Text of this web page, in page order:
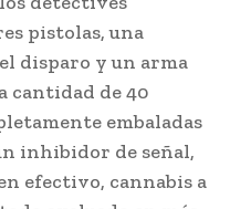
pistolas, una
disparo y un arma
cantidad de 40
embaladas
inhibidor de señal,
efectivo, cannabis a